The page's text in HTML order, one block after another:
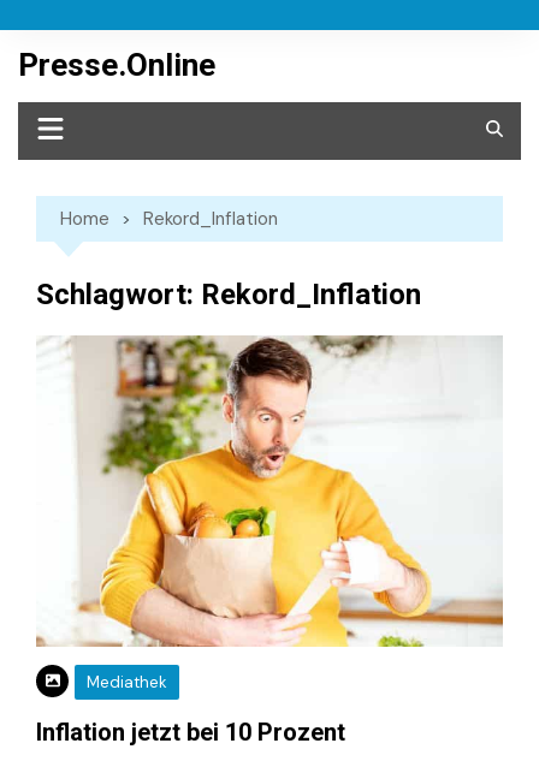
content
Presse.Online
Home Rekord_Inflation
Schlagwort: Rekord_Inflation
Mediathek
Inflation jetzt bei 10 Prozent